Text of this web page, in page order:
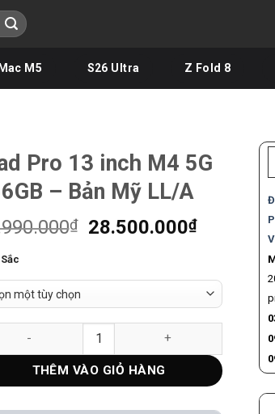
Mac M5 S26 Ultra Z Fold 8
Pro 13 inch M4 5G
– Bản Mỹ LL/A
₫
Giá
48.990.000₫.
28.500.000₫Giá
là:
Pro 13 inch M4 5G 256GB - Bản Mỹ LL/A số lượng
THÊM VÀO GIỎ HÀNG